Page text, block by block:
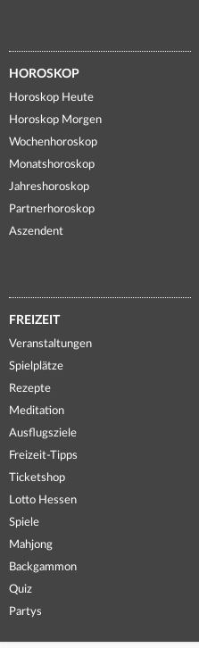
HOROSKOP
Horoskop Heute
Horoskop Morgen
Wochenhoroskop
Monatshoroskop
Jahreshoroskop
Partnerhoroskop
Aszendent
FREIZEIT
Veranstaltungen
Spielplätze
Rezepte
Meditation
Ausflugsziele
Freizeit-Tipps
Ticketshop
Lotto Hessen
Spiele
Mahjong
Backgammon
Quiz
Partys